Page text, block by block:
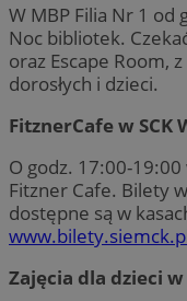
W MBP Filia Nr 1 od
Noc bibliotek.
oraz Escape Room,
dorosłych i dzieci.
FitznerCafe w SCK
O godz. 17:00-19:00
Fitzner Cafe. Bilety
dostępne są w
Zajęcia dla dzieci